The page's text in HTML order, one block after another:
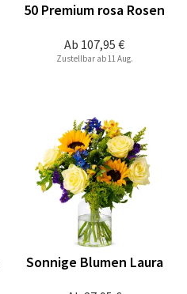
Ab 107,95 €
50 Premium rosa Rosen
Zustellbar ab 11 Aug.
Sonnige Blumen Laura